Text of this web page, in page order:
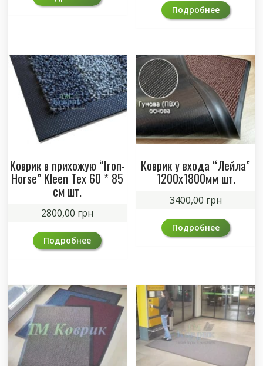
Подробнее
Коврик в прихожую “Iron-
Horse” Kleen Tex 60 * 85
см шт.
2800,00 грн
Подробнее
Коврик у входа “Лейла”
1200х1800мм шт.
3400,00 грн
Подробнее